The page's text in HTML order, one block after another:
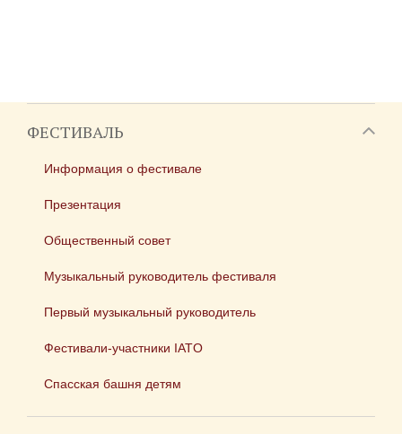
ФЕСТИВАЛЬ
Информация о фестивале
Презентация
Общественный совет
Музыкальный руководитель фестиваля
Первый музыкальный руководитель
Фестивали-участники IATO
Спасская башня детям